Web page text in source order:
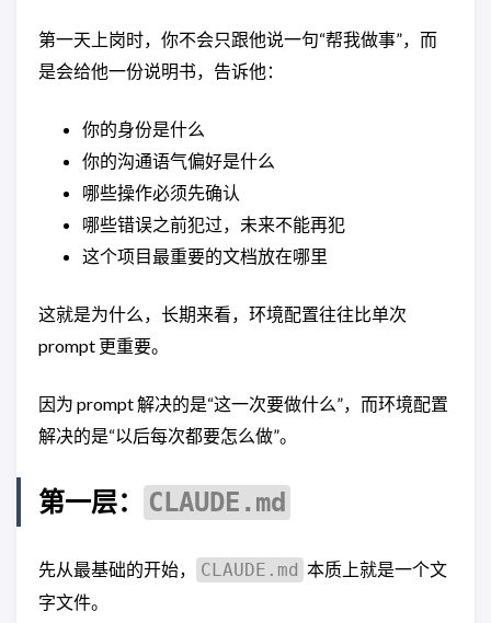
第一天上岗时，你不会只跟他说一句“帮我做事”，而
是会给他一份说明书，告诉他：
你的身份是什么
你的沟通语气偏好是什么
哪些操作必须先确认
哪些错误之前犯过，未来不能再犯
这个项目最重要的文档放在哪里
这就是为什么，长期来看，环境配置往往比单次
prompt 更重要。
因为 prompt 解决的是“这一次要做什么”，而环境配置
解决的是“以后每次都要怎么做”。
第一层： CLAUDE.md
先从最基础的开始， CLAUDE.md 本质上就是一个文
字文件。